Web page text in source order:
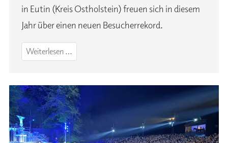
in Eutin (Kreis Ostholstein) freuen sich in diesem
Jahr über einen neuen Besucherrekord.
Weiterlesen …
bei
Festspielen
2025